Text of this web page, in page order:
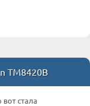
TM8420B
стала